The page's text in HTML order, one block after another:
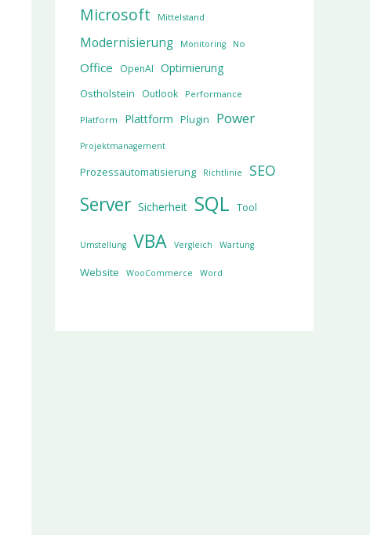
Microsoft Mittelstand
Modernisierung Monitoring No
Office OpenAI Optimierung
Ostholstein Outlook Performance
Platform Plattform Plugin Power
Projektmanagement
Prozessautomatisierung Richtlinie SEO
Server Sicherheit SQL Tool
Umstellung VBA Vergleich Wartung
Website WooCommerce Word